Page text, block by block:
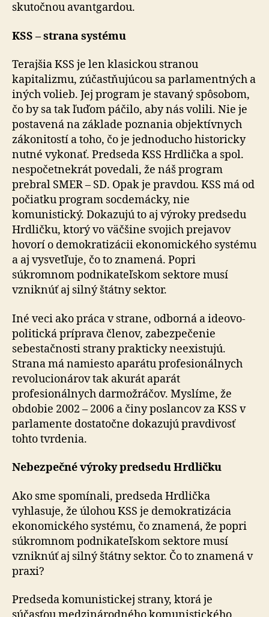
skutočnou avantgardou.
KSS – strana systému
Terajšia KSS je len klasickou stranou
kapitalizmu, zúčastňujúcou sa parlamentných a
iných volieb. Jej program je stavaný spôsobom,
čo by sa tak ľuďom páčilo, aby nás volili. Nie je
postavená na základe poznania objektívnych
zákonitostí a toho, čo je jednoducho historicky
nutné vykonať. Predseda KSS Hrdlička a spol.
nespočetnekrát povedali, že náš program
prebral SMER – SD. Opak je pravdou. KSS má od
počiatku program socdemácky, nie
komunistický. Dokazujú to aj výroky predsedu
Hrdličku, ktorý vo väčšine svojich prejavov
hovorí o demokratizácii ekonomického systému
a aj vysvetľuje, čo to znamená. Popri
súkromnom podnikateľskom sektore musí
vzniknúť aj silný štátny sektor.
Iné veci ako práca v strane, odborná a ideovo-
politická príprava členov, zabezpečenie
sebestačnosti strany prakticky neexistujú.
Strana má namiesto aparátu profesionálnych
revolucionárov tak akurát aparát
profesionálnych darmožráčov. Myslíme, že
obdobie 2002 – 2006 a činy poslancov za KSS v
parlamente dostatočne dokazujú pravdivosť
tohto tvrdenia.
Nebezpečné výroky predsedu Hrdličku
Ako sme spomínali, predseda Hrdlička
vyhlasuje, že úlohou KSS je demokratizácia
ekonomického systému, čo znamená, že popri
súkromnom podnikateľskom sektore musí
vzniknúť aj silný štátny sektor. Čo to znamená v
praxi?
Predseda komunistickej strany, ktorá je